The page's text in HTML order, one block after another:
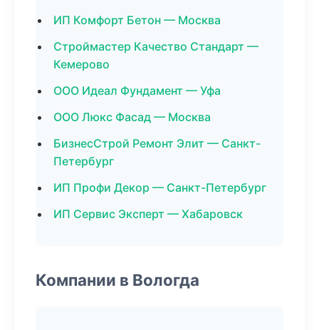
ИП Комфорт Бетон — Москва
Строймастер Качество Стандарт —
Кемерово
ООО Идеал Фундамент — Уфа
ООО Люкс Фасад — Москва
БизнесСтрой Ремонт Элит — Санкт-
Петербург
ИП Профи Декор — Санкт-Петербург
ИП Сервис Эксперт — Хабаровск
Компании в Вологда